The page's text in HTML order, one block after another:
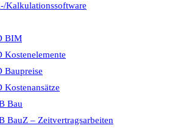
Kalkulationssoftware
BIM
Kostenelemente
Baupreise
Kostenansätze
Bau
BauZ – Zeitvertragsarbeiten